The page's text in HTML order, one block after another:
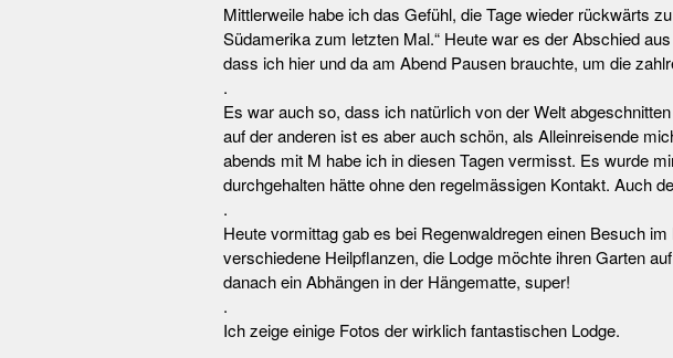
Mittlerweile habe ich das Gefühl, die Tage wieder rückwärts
Südamerika zum letzten Mal.“ Heute war es der Abschied
dass ich hier und da am Abend Pausen brauchte, um die
.
Es war auch so, dass ich natürlich von der Welt
auf der anderen ist es aber auch schön, als Alleinreisende
abends mit M habe ich in diesen Tagen vermisst. Es wurde
durchgehalten hätte ohne den regelmässigen Kontakt. Auch
.
Heute vormittag gab es bei Regenwaldregen einen Besuch
verschiedene Heilpflanzen, die Lodge möchte ihren Garten
danach ein Abhängen in der Hängematte, super!
.
Ich zeige einige Fotos der wirklich fantastischen Lodge.